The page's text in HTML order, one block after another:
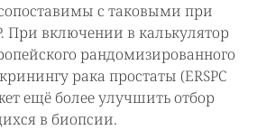
с таковыми при
При включении в калькулятор
рандомизированного
рака простаты (ERSPC
ещё более улучшить отбор
в биопсии.